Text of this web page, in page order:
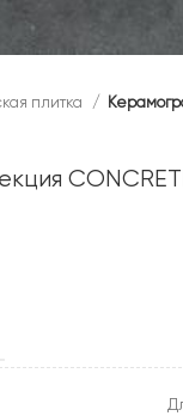
плитка